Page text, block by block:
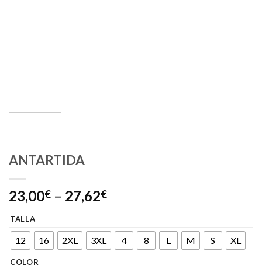
ANTARTIDA
23,00€ – 27,62€
TALLA
12 16 2XL 3XL 4 8 L M S XL
COLOR